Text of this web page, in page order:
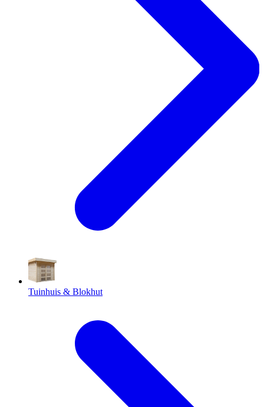
Tuinhuis & Blokhut